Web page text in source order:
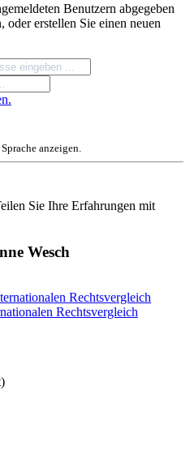
Benutzern abgegeben
erstellen Sie einen neuen
anzeigen.
Sie Ihre Erfahrungen mit
Wesch
Rechtsvergleich